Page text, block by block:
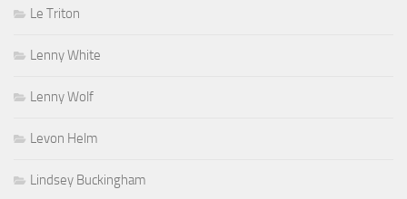
Le Triton
Lenny White
Lenny Wolf
Levon Helm
Lindsey Buckingham